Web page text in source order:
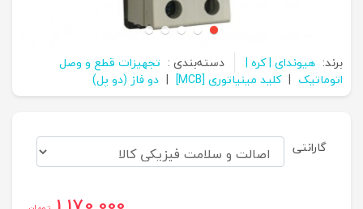
برند: هیوندای | کره | دسته‌بندی : تجهیزات قطع و وصل
اتوماتیک | کلید مینیاتوری [MCB] | دو فاز (دو پل)
گارانتی